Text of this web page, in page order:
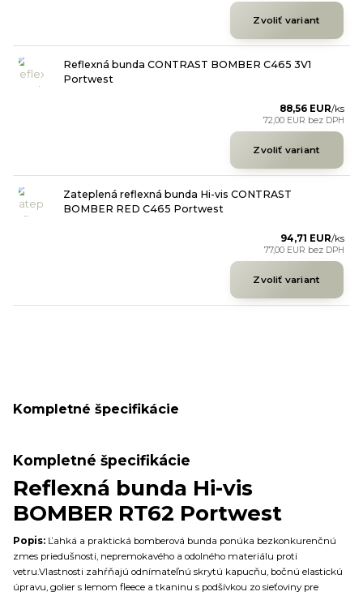
Zvoliť variant
Reflexná bunda CONTRAST BOMBER C465 3V1
Portwest
88,56 EUR/ks
72,00 EUR bez DPH
Zvoliť variant
Zateplená reflexná bunda Hi-vis CONTRAST
BOMBER RED C465 Portwest
94,71 EUR/ks
77,00 EUR bez DPH
Zvoliť variant
Kompletné špecifikácie
Kompletné špecifikácie
Reflexná bunda Hi-vis
BOMBER RT62 Portwest
Popis: Ľahká a praktická bomberová bunda ponúka bezkonkurenčnú
zmes priedušnosti, nepremokavého a odolného materiálu proti
vetru.Vlastnosti zahŕňajú odnímateľnú skrytú kapucňu, bočnú elastickú
úpravu, golier s lemom fleece a tkaninu s podšívkou zo sieťoviny pre